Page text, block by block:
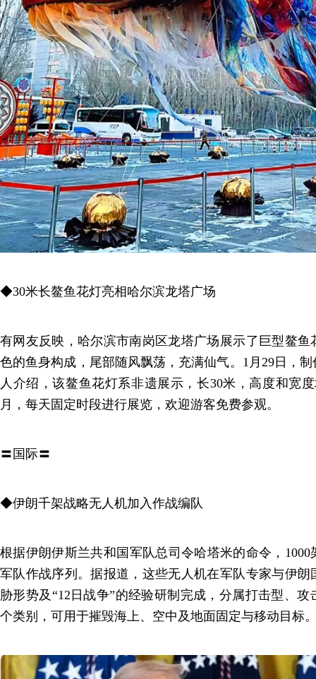
◆30米长鳌鱼花灯亮相哈尔滨龙塔广场
有网友反映，哈尔滨市南岗区龙塔广场展示了巨型鳌
色的鱼身构成，尾部随风飘荡，充满仙气。1月29日，
人介绍，该鳌鱼花灯系非遗展示，长30米，高度和宽
月，每天固定时段进行展览，欢迎游客免费参观。
〓国际〓
◆伊朗千架战略无人机加入作战编队
根据伊朗伊斯兰共和国军队总司令哈塔米的命令，
军队作战序列。据报道，这些无人机在军队专家与伊
胁形势及“12日战争”的经验研制完成，分属打击型、
个类别，可用于摧毁海上、空中及地面固定与移动目标